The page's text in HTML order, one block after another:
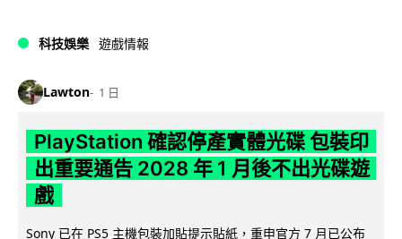
科技娛樂 遊戲情報
Lawton 1 日
PlayStation 確認停產實體光碟 包裝印
出重要通告 2028 年 1 月後不出光碟遊
戲
Sony 已在 PS5 主機包裝加貼提示貼紙，重申官方 7 月已公布